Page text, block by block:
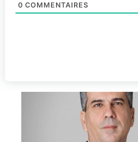
0 COMMENTAIRES